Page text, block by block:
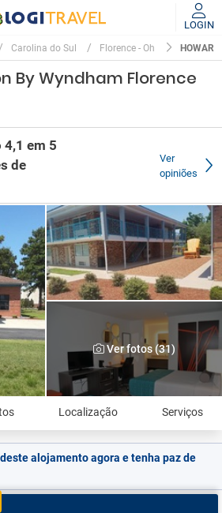
LOGIN
Carolina do Sul Florence - Oh
By Wyndham Florence
Ver
opiniões
Ver fotos (31)
Localização Serviços
alojamento agora e tenha paz de